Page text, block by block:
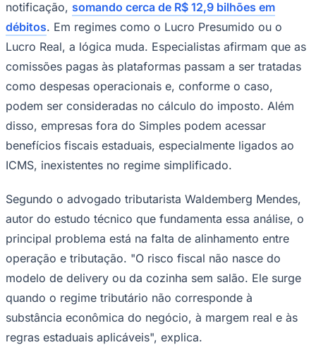
Corinthians
notificação, somando cerca de R$ 12,9 bilhões em
débitos. Em regimes como o Lucro Presumido ou o
Lucro Real, a lógica muda. Especialistas afirmam que as
comissões pagas às plataformas passam a ser tratadas
como despesas operacionais e, conforme o caso,
podem ser consideradas no cálculo do imposto. Além
disso, empresas fora do Simples podem acessar
benefícios fiscais estaduais, especialmente ligados ao
ICMS, inexistentes no regime simplificado.
Segundo o advogado tributarista Waldemberg Mendes,
autor do estudo técnico que fundamenta essa análise, o
principal problema está na falta de alinhamento entre
operação e tributação. "O risco fiscal não nasce do
modelo de delivery ou da cozinha sem salão. Ele surge
quando o regime tributário não corresponde à
substância econômica do negócio, à margem real e às
regras estaduais aplicáveis", explica.